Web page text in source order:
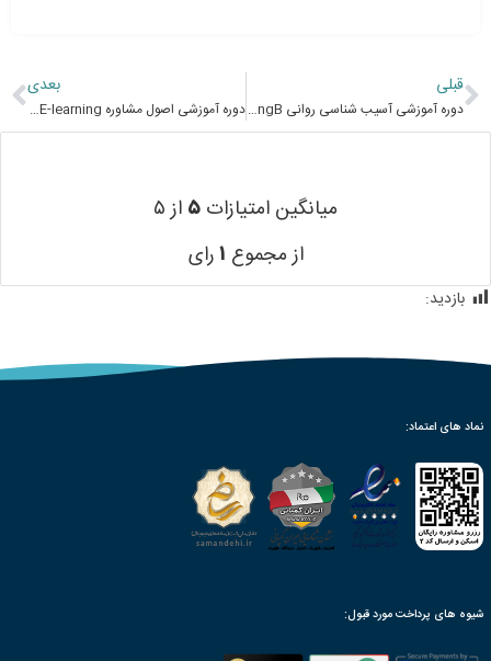
قبلی
دوره آموزشی آسیب شناسی روانی Psychopathology E-learningB
بعدی
دوره آموزشی اصول مشاوره Principles of counseling E-learning
میانگین امتیازات ۵ از ۵
از مجموع ۱رای
بازدید: